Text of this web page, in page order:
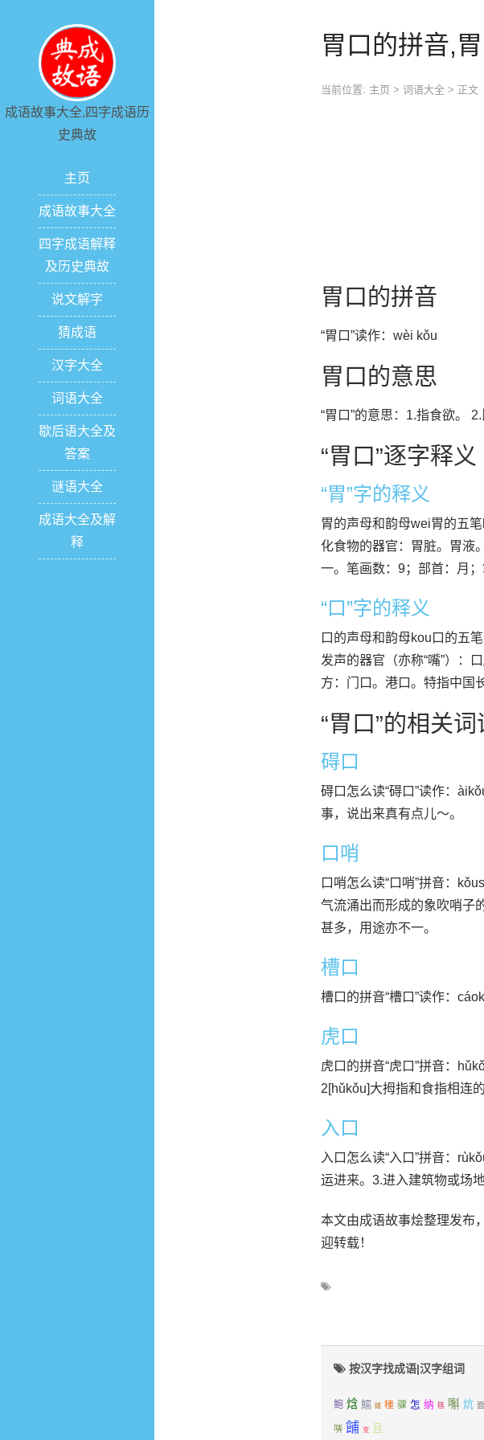
成语故事大全,四字成语历
史典故
主页
成语故事大全
四字成语解释
及历史典故
说文解字
猜成语
汉字大全
词语大全
歇后语大全及
答案
谜语大全
成语大全及解
释
胃口的拼音,
当前位置: 主页 > 词语大全 > 正文
胃口的拼音
“胃口”读作：wèi kǒu
胃口的意思
“胃口”的意思：1.指食欲。
“胃口”逐字释义
“胃”字的释义
胃的声母和韵母wei胃的五
化食物的器官：胃脏。胃液
一。笔画数：9；部首：月
“口”字的释义
口的声母和韵母kou口的五
发声的器官（亦称“嘴”）：
方：门口。港口。特指中国
“胃口”的相关词
碍口
碍口怎么读“碍口”读作：
事，说出来真有点儿～。
口哨
口哨怎么读“口哨”拼音：
气流涌出而形成的象吹哨子
甚多，用途亦不一。
槽口
槽口的拼音“槽口”读作：
虎口
虎口的拼音“虎口”拼音：
2[hǔkǒu]大拇指和食指相连的
入口
入口怎么读“入口”拼音：
运进来。3.进入建筑物或场
本文由成语故事烩整理发布
迎转载！
按汉字找成语|汉字组词
鲍 焓 鱬 縒 穜 骒 怎 纳 毰 嘝 炕 面
哢 餔 变 且